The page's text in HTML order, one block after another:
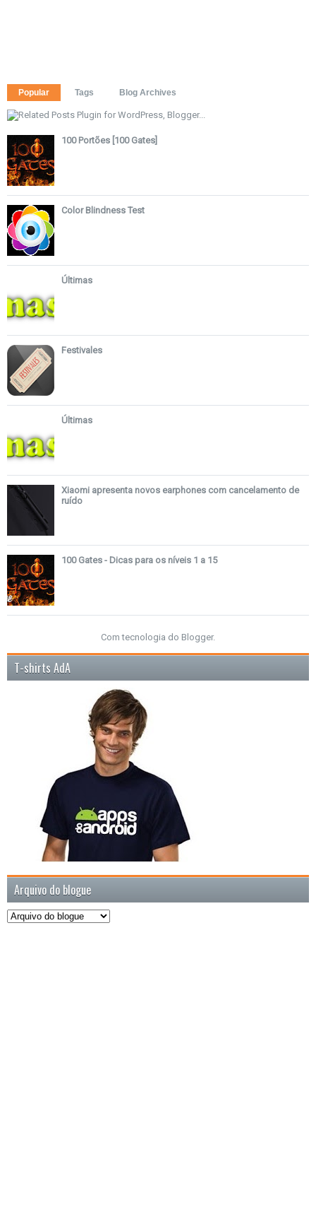
Popular Tags Blog Archives
100 Portões [100 Gates]
Color Blindness Test
Últimas
Festivales
Últimas
Xiaomi apresenta novos earphones com cancelamento de
ruído
100 Gates - Dicas para os níveis 1 a 15
Com tecnologia do Blogger.
T-shirts AdA
Arquivo do blogue